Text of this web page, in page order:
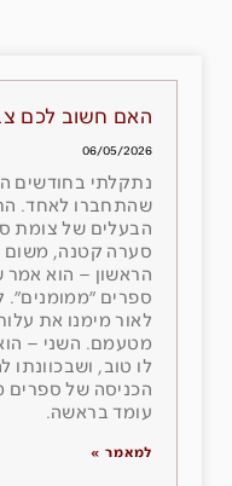
האם חשוב לכם
06/05/2026
נתקלתי בחודשים
שהתחברו לאחד.
הבעלים של צומת
סערה קטנה, משום
הראשון – הוא אמר
ספרים
לאור מימנו את
מטעמם. השני –
לו טוב, ושבכוונתו
הכניסה של ספרים
עומד בראשה.
למאמר »